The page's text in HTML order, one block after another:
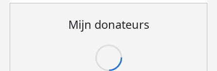
Mijn donateurs